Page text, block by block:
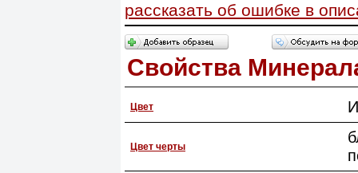
рассказать об ошибке в
Свойства
Цвет
Цвет черты